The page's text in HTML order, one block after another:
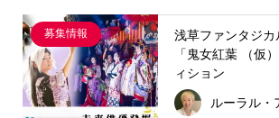
募集情報
浅草ファンタジ
「鬼女紅葉 （仮
ィション